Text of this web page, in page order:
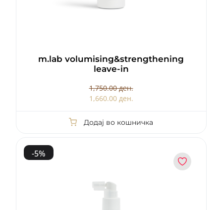
m.lab volumising&strengthening
leave-in
1,750.00 ден.
1,660.00 ден.
Додај во кошничка
-5%